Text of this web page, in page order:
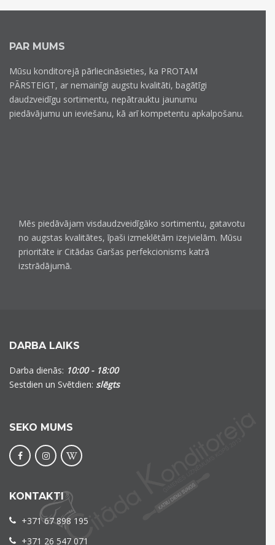
PAR MUMS
Mūsu konditorejā pārliecināsieties, ka PROTAM
PĀRSTEIGT, ar nemainīgi augstu kvalitāti, bagātīgi
daudzveidīgu sortimentu, nepātrauktu jaunumu
piedāvājumu un ieviešanu, kā arī kompetentu apkalpošanu.
Mēs piedāvājam visdaudzveidīgāko sortimentu, gatavotu
no augstas kvalitātes, īpaši izmeklētām izejvielām. Mūsu
prioritāte ir Citādas Garšas perfekcionisms katrā
izstrādājumā.
DARBA LAIKS
Darba dienās: 10:00 - 18:00
Sestdien un Svētdien: slēgts
SEKO MUMS
KONTAKTI
+371 67 898 195
+371 26 547 071